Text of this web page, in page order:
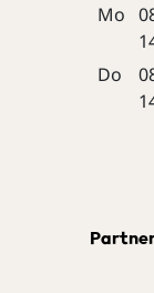
Mo
Do